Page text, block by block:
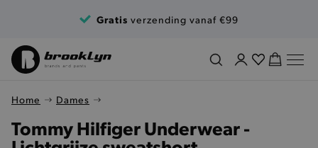
Gratis verzending vanaf €99
Home Dames
Tommy Hilfiger Underwear -